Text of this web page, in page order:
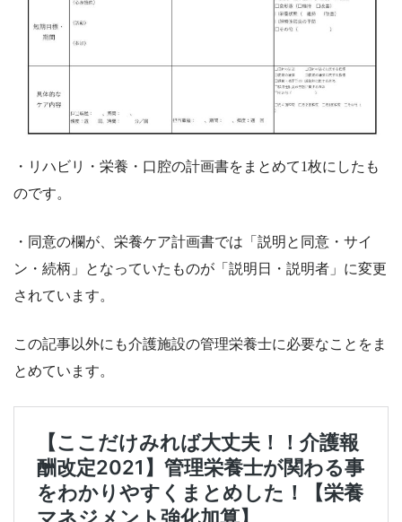
・リハビリ・栄養・口腔の計画書をまとめて1枚にしたも
のです。
・同意の欄が、栄養ケア計画書では「説明と同意・サイ
ン・続柄」となっていたものが「説明日・説明者」に変更
されています。
この記事以外にも介護施設の管理栄養士に必要なことをま
とめています。